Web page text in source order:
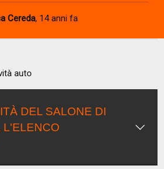
Cereda, 14 anni fa
auto
DEL SALONE DI
L'ELENCO